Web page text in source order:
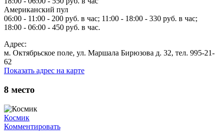
Американский пул
06:00 - 11:00 - 200 руб. в час; 11:00 - 18:00 - 330 руб. в час;
18:00 - 06:00 - 450 руб. в час.
Адрес:
м. Октябрьское поле, ул. Маршала Бирюзова д. 32, тел. 995-21-
62
Показать адрес на карте
8 место
Космик
Комментировать